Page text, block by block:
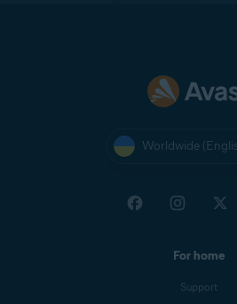
Worldwide
For home
Support